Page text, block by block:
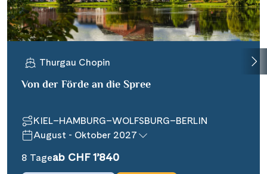
Thurgau Chopin
Von der Förde an die Spree
KIEL–HAMBURG–WOLFSBURG–BERLIN
August - Oktober 2027
8 Tageab CHF 1’840